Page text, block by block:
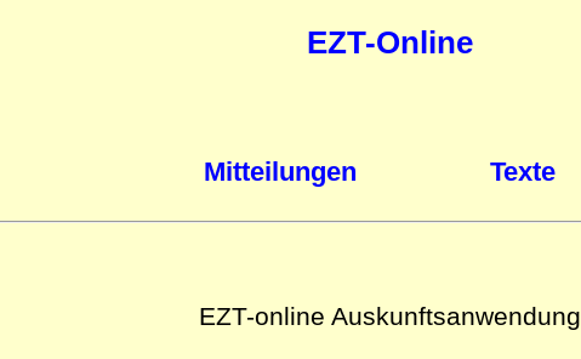
EZT-Online
Mitteilungen Texte
EZT-online Auskunftsanwendung